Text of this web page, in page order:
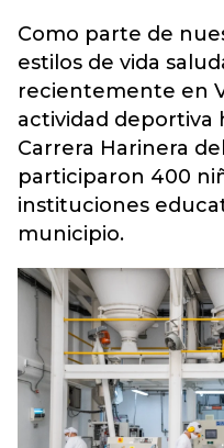
Como parte de
estilos de vida
recientemente en
actividad deportiva
Carrera Harinera
participaron 400
instituciones
municipio.